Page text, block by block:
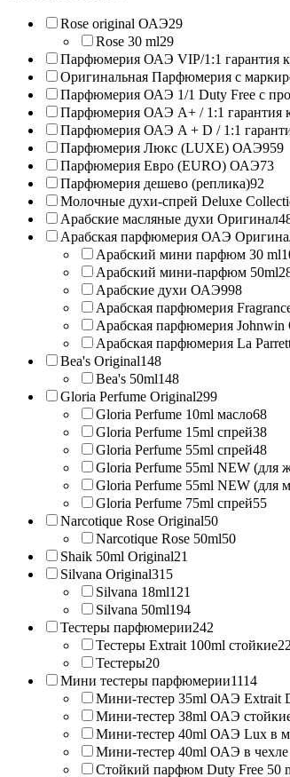
Rose original ОАЭ29
Rose 30 ml29
Парфюмерия ОАЭ VIP/1:1 гарантия
Оригинальная Парфюмерия с
Парфюмерия ОАЭ 1/1 Duty Free с
Парфюмерия ОАЭ A+ / 1:1 гарантия
Парфюмерия ОАЭ A + D / 1:1
Парфюмерия Люкс (LUXE) ОАЭ959
Парфюмерия Евро (EURO) ОАЭ73
Парфюмерия дешево (реплика)92
Молочные духи-спрей Deluxe
Арабские масляные духи Оригинал
Арабская парфюмерия ОАЭ
Арабский мини парфюм 30 ml
Арабский мини-парфюм 50ml
Арабские духи ОАЭ998
Арабская парфюмерия
Арабская парфюмерия
Арабская парфюмерия La
Bea's Original148
Bea's 50ml148
Gloria Perfume Original299
Gloria Perfume 10ml масло68
Gloria Perfume 15ml спрей38
Gloria Perfume 55ml спрей48
Gloria Perfume 55ml NEW (для
Gloria Perfume 55ml NEW (для
Gloria Perfume 75ml спрей55
Narcotique Rose Original50
Narcotique Rose 50ml50
Shaik 50ml Original21
Silvana Original315
Silvana 18ml121
Silvana 50ml194
Тестеры парфюмерии242
Тестеры Extrait 100ml стойкие
Тестеры20
Мини тестеры парфюмерии1114
Мини-тестер 35ml ОАЭ Extrait
Мини-тестер 38ml ОАЭ
Мини-тестер 40ml ОАЭ Lux в
Мини-тестер 40ml ОАЭ в
Стойкий парфюм Duty Free 50